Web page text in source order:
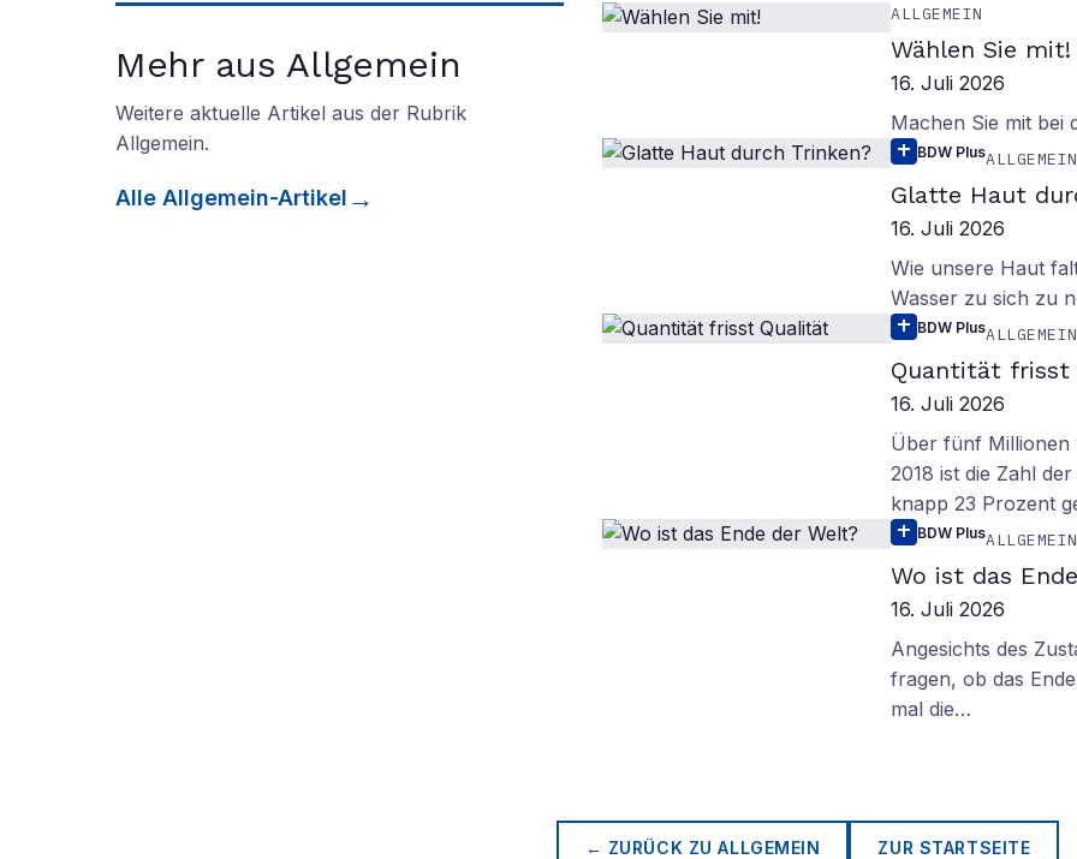
Mehr aus Allgemein
Weitere aktuelle Artikel aus der Rubrik
Allgemein.
Alle Allgemein-Artikel
ALLGEMEIN
Wählen Sie mit!
16. Juli 2026
Machen Sie mit bei
BDW PlusALLGEMEIN
Glatte Haut
16. Juli 2026
Wie unsere Haut
Wasser zu sich zu
BDW PlusALLGEMEIN
Quantität frisst
16. Juli 2026
Über fünf Millionen
2018 ist die Zahl
knapp 23 Prozent
BDW PlusALLGEMEIN
Wo ist das
16. Juli 2026
Angesichts des
fragen, ob das
mal die…
← ZURÜCK ZUALLGEMEIN ZUR STARTSEITE